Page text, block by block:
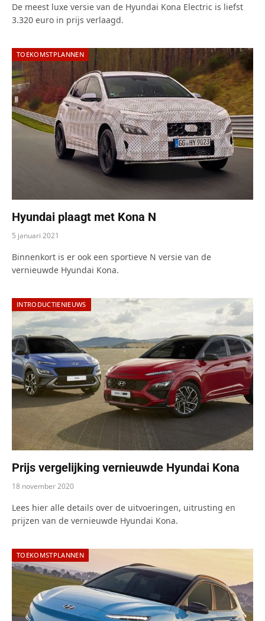
De meest luxe versie van de Hyundai Kona Electric is liefst
3.320 euro in prijs verlaagd.
TOEKOMSTPLANNEN
Hyundai plaagt met Kona N
5 januari 2021
Binnenkort is er ook een sportieve N versie van de
vernieuwde Hyundai Kona.
INTRODUCTIENIEUWS
Prijs vergelijking vernieuwde Hyundai Kona
18 november 2020
Lees hier alle details over de uitvoeringen, uitrusting en
prijzen van de vernieuwde Hyundai Kona.
TOEKOMSTPLANNEN